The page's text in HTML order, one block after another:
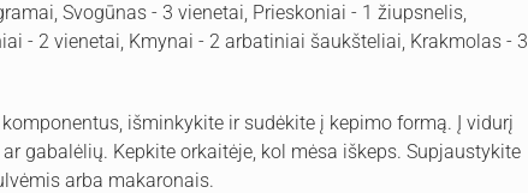
Svogūnas - 3 vienetai, Prieskoniai - 1 žiupsnelis,
- 2 vienetai, Kmynai - 2 arbatiniai šaukšteliai, Krakmolas - 3
išminkykite ir sudėkite į kepimo formą. Į vidurį
gabalėlių. Kepkite orkaitėje, kol mėsa iškeps. Supjaustykite
arba makaronais.